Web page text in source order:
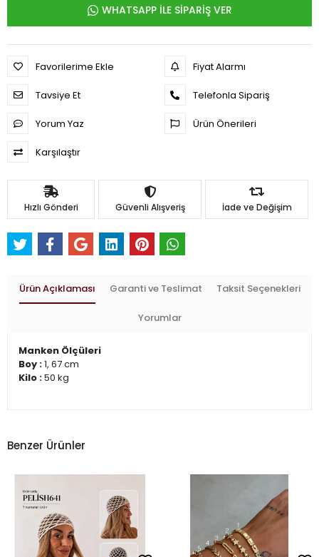
WHATSAPP İLE SİPARİŞ VER
Favorilerime Ekle
Tavsiye Et
Yorum Yaz
Karşılaştır
Fiyat Alarmı
Telefonla Sipariş
Ürün Önerileri
Hızlı Gönderi Güvenli Alışveriş İade ve Değişim
Ürün Açıklaması Garanti ve Teslimat Taksit Seçenekleri
Yorumlar
Manken Ölçüleri
Boy :1, 67 cm
Kilo :50 kg
Benzer Ürünler